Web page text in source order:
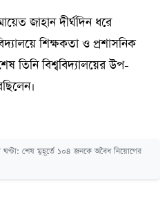
জাহান দীর্ঘদিন ধরে
শিক্ষকতা ও প্রশাসনিক
তিনি বিশ্ববিদ্যালয়ের উপ-
ঘণ্টা: শেষ মুহূর্তে ১০৪ জনকে অবৈধ নিয়োগের